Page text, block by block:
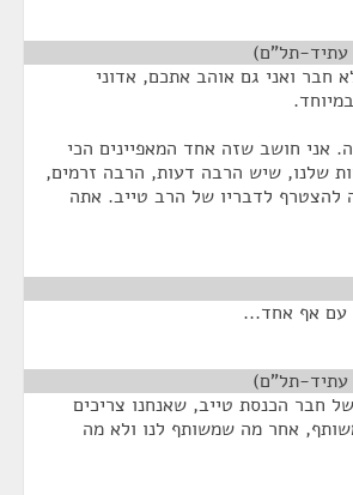
עתיד-תל"ם)
חבר ואני גם אוהב אתכם, אדוני
אני חושב שזה אחד המאפיינים הכי
שלנו, שיש הרבה דעות, הרבה זרמים,
להצטרף לדבריו של הרב טייב. אתה
עם אף אחד...
עתיד-תל"ם)
חבר הכנסת טייב, שאנחנו צריכים
אחר מה שמשותף לנו ולא מה